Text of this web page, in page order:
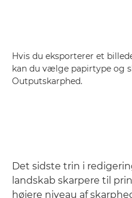
Hvis du eksporterer et
kan du vælge papirtype og
Outputskarphed.
Det sidste trin i
landskab skarpere til
højere niveau af